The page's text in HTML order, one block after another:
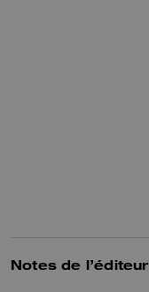
Notes de l’éditeur